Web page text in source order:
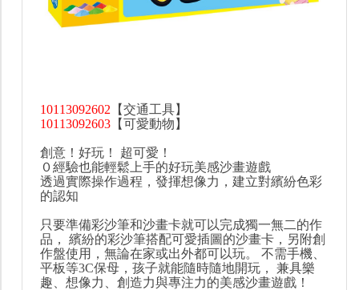
10113092602 【交通工具】
10113092603 【可愛動物】
創意！好玩！ 超可愛！
０經驗也能輕鬆上手的好玩美感沙畫遊戲
透過實際操作過程，發揮想像力，建立對繽紛色彩
的認知
只要準備彩沙筆和沙畫卡就可以完成獨一無二的作
品， 繽紛的彩沙筆搭配可愛插圖的沙畫卡，另附創
作盤使用，無論在家或出外都可以玩。 不需手機、
平板等3C保母，孩子就能隨時隨地開玩， 兼具樂
趣、想像力、創造力與專注力的美感沙畫遊戲！